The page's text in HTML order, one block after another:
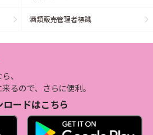
酒類販売管理者標識
、
るので、さらに便利。
ロードはこちら